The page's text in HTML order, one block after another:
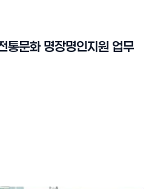
통문화 명장명인지원 업무